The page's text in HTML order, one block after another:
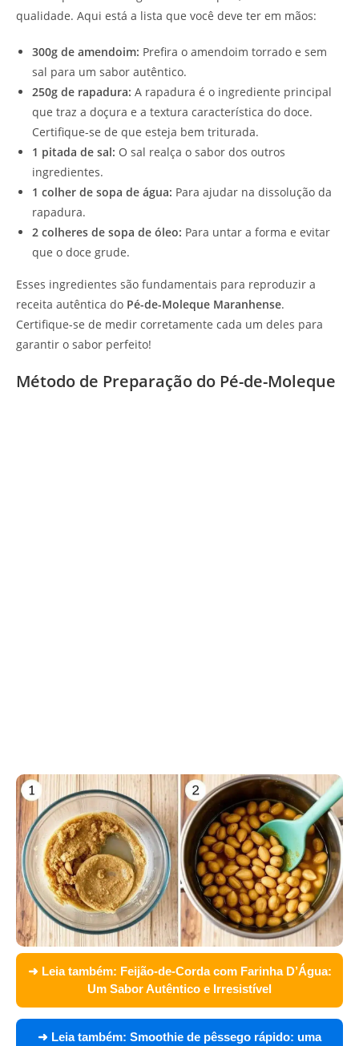
qualidade. Aqui está a lista que você deve ter em mãos:
300g de amendoim: Prefira o amendoim torrado e sem
sal para um sabor autêntico.
250g de rapadura: A rapadura é o ingrediente principal
que traz a doçura e a textura característica do doce.
Certifique-se de que esteja bem triturada.
1 pitada de sal: O sal realça o sabor dos outros
ingredientes.
1 colher de sopa de água: Para ajudar na dissolução da
rapadura.
2 colheres de sopa de óleo: Para untar a forma e evitar
que o doce grude.
Esses ingredientes são fundamentais para reproduzir a
receita autêntica do Pé-de-Moleque Maranhense.
Certifique-se de medir corretamente cada um deles para
garantir o sabor perfeito!
Método de Preparação do Pé-de-Moleque
➜ Leia também: Feijão-de-Corda com Farinha D’Água:
Um Sabor Autêntico e Irresistível
➜ Leia também: Smoothie de pêssego rápido: uma